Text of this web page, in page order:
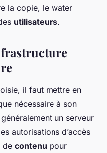
la copie, le water
utilisateurs.
il faut mettre en
nécessaire à son
un serveur
autorisations d’accès
de contenu pour